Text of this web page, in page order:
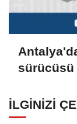
sürücüsü
İLGINIZI